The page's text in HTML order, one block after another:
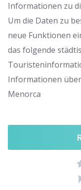
Informationen zu
Um die Daten zu
neue Funktionen
das folgende
Informationen
Menorca